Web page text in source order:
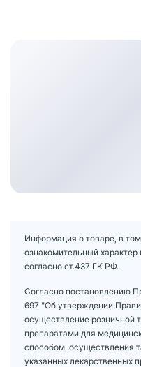
Информация о товаре, в
ознакомительный
согласно ст.437 ГК РФ.
Согласно постановлению
697 "Об утверждении
осуществление розничной
препаратами для
способом, осуществления
указанных лекарственных